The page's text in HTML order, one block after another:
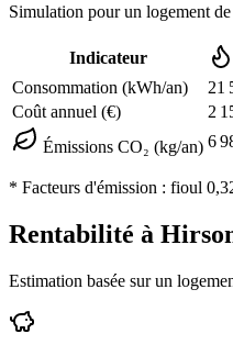
Simulation pour un logement de
Indicateur
Consommation (kWh/an)
21
Coût annuel (€)
2
Émissions CO₂ (kg/an) 6
* Facteurs d'émission : fioul
Rentabilité à
Estimation basée sur un